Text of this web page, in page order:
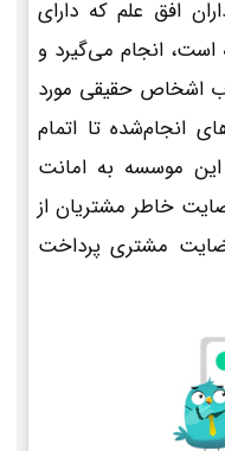
افق علم که دارای
است، انجام می‌گیرد و
اشخاص حقیقی مورد
انجام‌شده تا اتمام
این موسسه به امانت
خاطر مشتریان از
مشتری پرداخت